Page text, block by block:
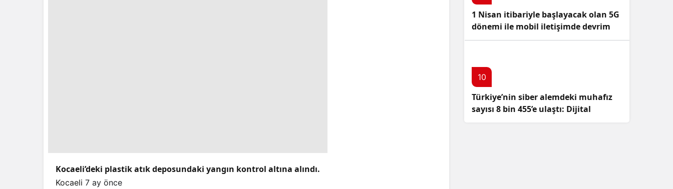
Kocaeli’deki plastik atık deposundaki yangın kontrol altına alındı.
Kocaeli 7 ay önce
1 Nisan itibariyle başlayacak olan 5G
dönemi ile mobil iletişimde devrim
başlıyor!
10
Türkiye’nin siber alemdeki muhafız
sayısı 8 bin 455’e ulaştı: Dijital